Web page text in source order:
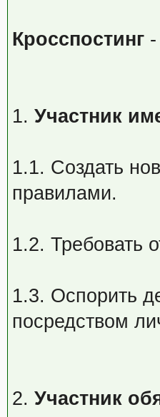
Кросспостинг-
1. Участник
1.1. Создать
правилами.
1.2. Требовать
1.3. Оспорить
посредством
2. Участник